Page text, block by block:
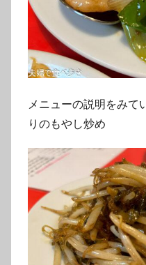
メニューの説明をみて
りのもやし炒め